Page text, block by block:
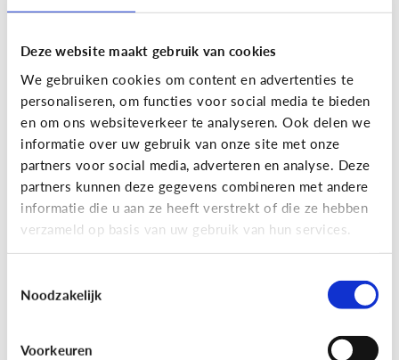
Deze website maakt gebruik van cookies
We gebruiken cookies om content en advertenties te
personaliseren, om functies voor social media te bieden
en om ons websiteverkeer te analyseren. Ook delen we
informatie over uw gebruik van onze site met onze
partners voor social media, adverteren en analyse. Deze
partners kunnen deze gegevens combineren met andere
informatie die u aan ze heeft verstrekt of die ze hebben
verzameld op basis van uw gebruik van hun services.
Noodzakelijk
Voorkeuren
Nieuws en informatie
7 tips om met je kind te praten
over nieuws